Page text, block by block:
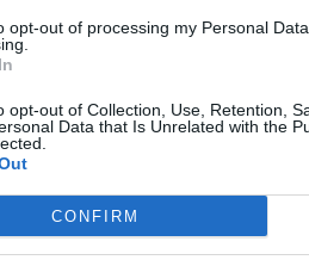
opt-out of processing my Personal
opt-out of Collection, Use, Retention,
Data that Is Unrelated with the
CONFIRM
per solucionar-ho i descongestionar aquest
portaveus municipals i altres membres de
l’empresa del Pla de la Bruguera.